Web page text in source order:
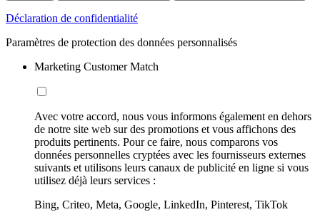
Déclaration de confidentialité
Paramètres de protection des données personnalisés
Marketing Customer Match
Avec votre accord, nous vous informons également en dehors
de notre site web sur des promotions et vous affichons des
produits pertinents. Pour ce faire, nous comparons vos
données personnelles cryptées avec les fournisseurs externes
suivants et utilisons leurs canaux de publicité en ligne si vous
utilisez déjà leurs services :
Bing, Criteo, Meta, Google, LinkedIn, Pinterest, TikTok